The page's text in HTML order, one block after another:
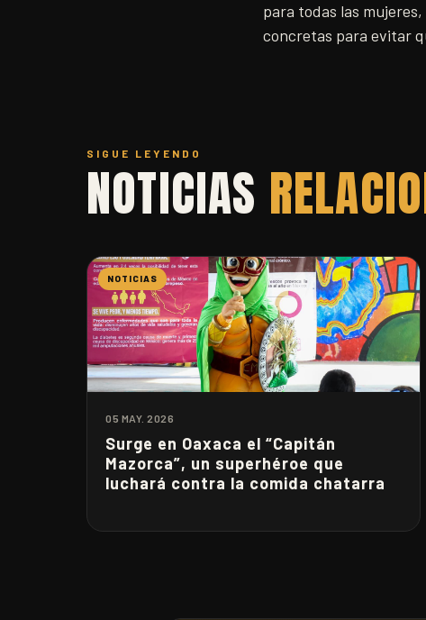
para todas las
concretas para evitar
SIGUE LEYENDO
NOTICIAS
NOTICIAS
05 MAY. 2026
Surge en Oaxaca el “Capitán
Mazorca”, un superhéroe que
luchará contra la comida chatarra